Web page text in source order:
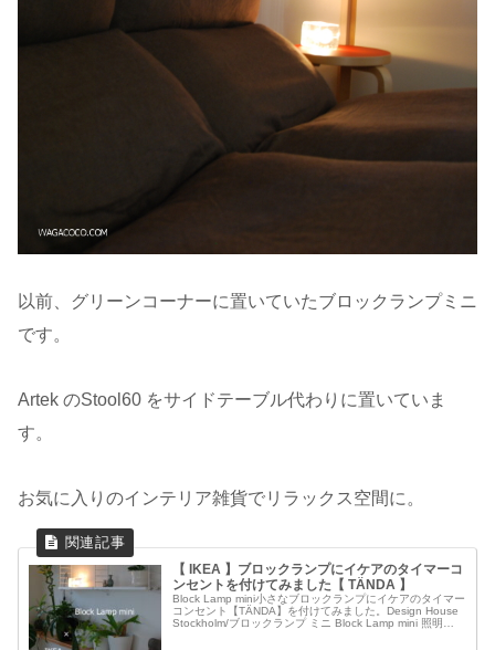
以前、グリーンコーナーに置いていたブロックランプミニ
です。
Artek のStool60 をサイドテーブル代わりに置いていま
す。
お気に入りのインテリア雑貨でリラックス空間に。
【 IKEA 】ブロックランプにイケアのタイマーコ
ンセントを付けてみました【 TÄNDA 】
Block Lamp mini小さなブロックランプにイケアのタイマー
コンセント【TÄNDA】を付けてみました。Design House
Stockholm/ブロックランプ ミニ Block Lamp mini 照明